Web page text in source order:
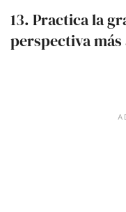
13. Practica la
perspectiva